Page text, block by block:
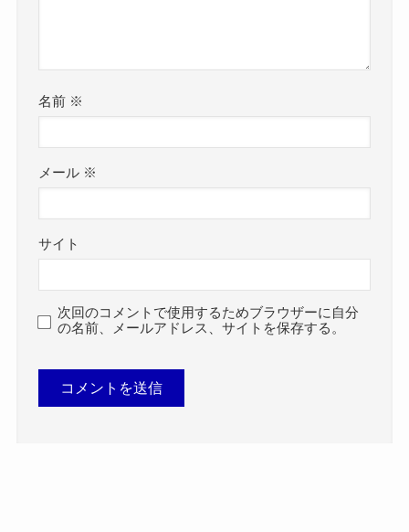
名前 ※
メール ※
サイト
次回のコメントで使用するためブラウザーに自分
の名前、メールアドレス、サイトを保存する。